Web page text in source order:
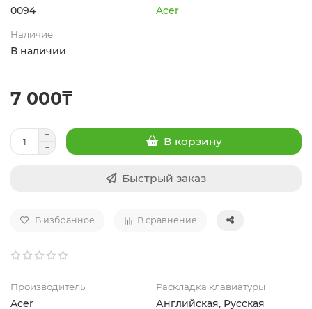
0094 Acer
Наличие
В наличии
7 000₸
В корзину
Быстрый заказ
В избранное В сравнение
Производитель
Acer
Раскладка клавиатуры
Английская, Русская